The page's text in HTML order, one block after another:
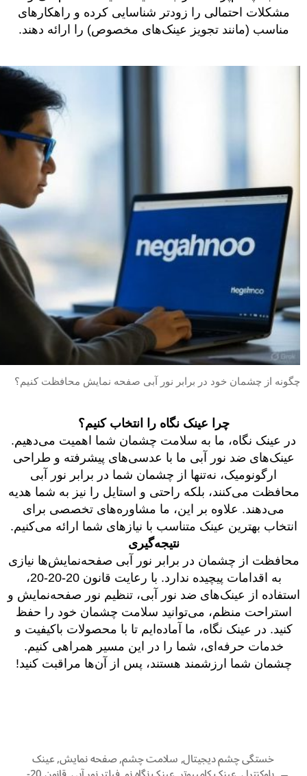
مشکلات احتمالی را زودتر شناسایی کرده و راهکارهای
مناسب (مانند تجویز عینک‌های مخصوص) را ارائه دهند.
چگونه از چشمان خود در برابر نور آبی صفحه نمایش محافظت کنیم؟
چرا عینک نگاه را انتخاب کنیم؟
در عینک نگاه، ما به سلامت چشمان شما اهمیت می‌دهیم.
عینک‌های ضد نور آبی ما با عدسی‌های پیشرفته و طراحی
ارگونومیک، نه‌تنها از چشمان شما در برابر نور آبی
محافظت می‌کنند، بلکه راحتی و استایل را نیز به شما هدیه
می‌دهند. علاوه بر این، ما مشاوره‌های تخصصی برای
انتخاب بهترین عینک متناسب با نیازهای شما ارائه می‌کنیم.
نتیجه‌گیری
محافظت از چشمان در برابر نور آبی صفحه‌نمایش‌ها نیازی
به اقدامات پیچیده ندارد. با رعایت قانون 20-20-20،
استفاده از عینک‌های ضد نور آبی، تنظیم نور صفحه‌نمایش و
استراحت منظم، می‌توانید سلامت چشمان خود را حفظ
کنید. در عینک نگاه، ما آماده‌ایم تا با محصولات باکیفیت و
خدمات حرفه‌ای، شما را در این مسیر همراهی کنیم.
چشمان شما ارزشمند هستند، پس از آن‌ها مراقبت کنید!
خستگی چشم دیجیتال,سلامت چشم,صفحه نمایش,عینک